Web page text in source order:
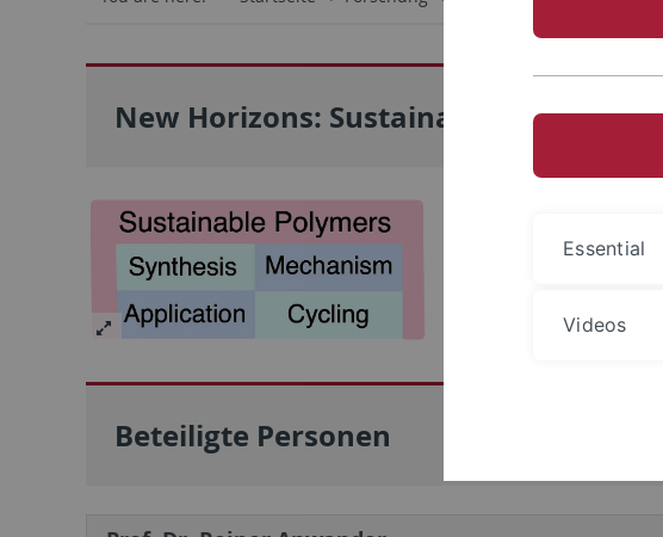
New Horizons: Sustainable Polymers
Die Focus Group
Fieser unter dem Titel
Beteiligte Personen
Essential
Videos